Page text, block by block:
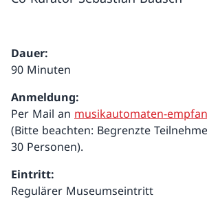
Dauer:
90 Minuten
Anmeldung:
Per Mail an musikautomaten-
(Bitte beachten: Begrenzte
30 Personen).
Eintritt:
Regulärer Museumseintritt